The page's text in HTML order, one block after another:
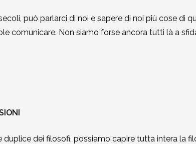
può parlarci di noi e sapere di noi più cose di
comunicare. Non siamo forse ancora tutti là a
duplice dei filosofi, possiamo capire tutta intera la